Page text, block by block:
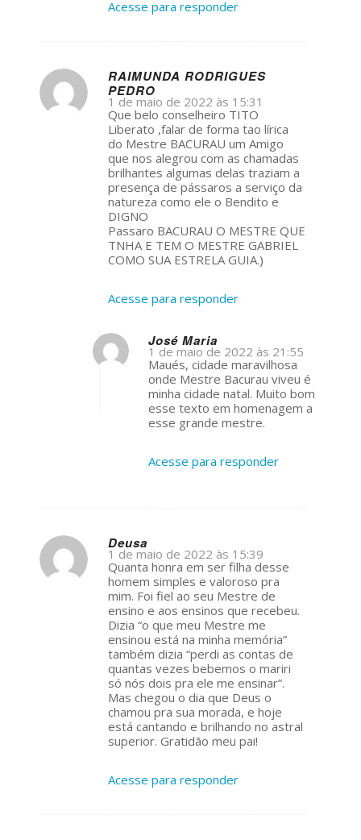
Acesse para responder
RAIMUNDA RODRIGUES
PEDRO
s
ays:
1 de maio de 2022 às 15:31
Que belo conselheiro TITO
Liberato ,falar de forma tao lírica
do Mestre BACURAU um Amigo
que nos alegrou com as chamadas
brilhantes algumas delas traziam a
presença de pássaros a serviço da
natureza como ele o Bendito e
DIGNO
Passaro BACURAU O MESTRE QUE
TNHA E TEM O MESTRE GABRIEL
COMO SUA ESTRELA GUIA.)
Acesse para responder
José Maria
s
1 de maio de 2022 às 21:55
Maués, cidade maravilhosa
onde Mestre Bacurau viveu é
minha cidade natal. Muito bom
esse texto em homenagem a
esse grande mestre.
Acesse para responder
Deusa
s
ays:
1 de maio de 2022 às 15:39
Quanta honra em ser filha desse
homem simples e valoroso pra
mim. Foi fiel ao seu Mestre de
ensino e aos ensinos que recebeu.
Dizia “o que meu Mestre me
ensinou está na minha memória”
também dizia “perdi as contas de
quantas vezes bebemos o mariri
só nós dois pra ele me ensinar”.
Mas chegou o dia que Deus o
chamou pra sua morada, e hoje
está cantando e brilhando no astral
superior. Gratidão meu pai!
Acesse para responder